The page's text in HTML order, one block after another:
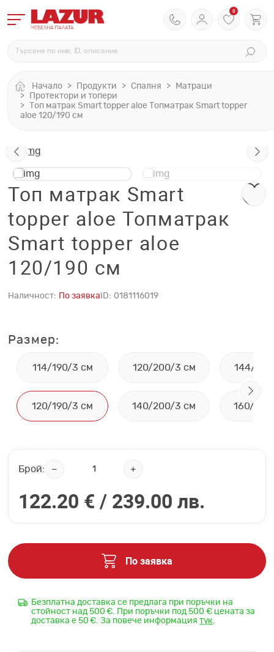
0
Начало Продукти Спалня
Матраци
Протектори и топери
Топ матрак Smart topper aloe Топматрак Smart topper
aloe 120/190 см
Топ матрак Smart
topper aloe Топматрак
Smart topper aloe
120/190 см
Наличност: По заявка ID: 0181116019
Размер:
114/190/3 см
120/190/3 см
120/200/3 см
140/200/3 см
144/
160/
Брой:
122.20 € / 239.00 лв.
По заявка
Безплатна доставка се предлага при поръчки на
стойност над 500 €. При поръчки под 500 € цената за
доставка е 50 €. За повече информация тук.